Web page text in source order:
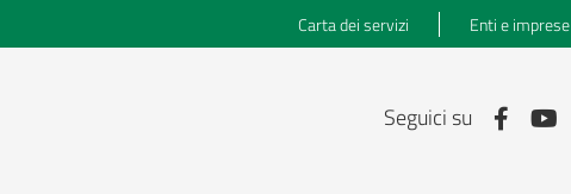
Carta dei servizi Enti e imprese
Seguici su